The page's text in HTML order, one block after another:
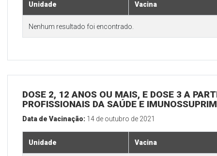
Unidade Vacina
Nenhum resultado foi encontrado.
DOSE 2, 12 ANOS OU MAIS, E DOSE 3 A
PROFISSIONAIS DA SAÚDE E
Data de Vacinação: 14 de outubro de 2021
Unidade Vacina